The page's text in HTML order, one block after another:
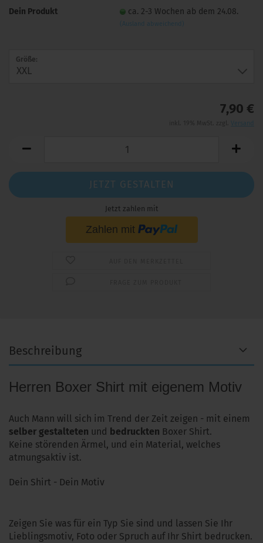
Dein Produkt
ca. 2-3 Wochen ab dem 24.08.
(Ausland abweichend)
Größe:
7,90 €
Versand
JETZT GESTALTEN
Jetzt zahlen mit
Beschreibung
Herren Boxer Shirt mit eigenem Motiv
Auch Mann will sich im Trend der Zeit zeigen - mit einem
selber gestalteten und bedruckten Boxer Shirt.
Keine störenden Ärmel, und ein Material, welches
atmungsaktiv ist.
Dein Shirt - Dein Motiv
Zeigen Sie was für ein Typ Sie sind und lassen Sie Ihr
Lieblingsmotiv, Foto oder Spruch auf Ihr Shirt bedrucken.